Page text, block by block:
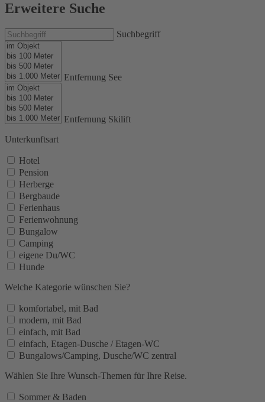
Erweitere Suche
Suchbegriff
Entfernung See
Entfernung Skilift
Unterkunftsart
Hotel
Pension
Herberge
Bergbaude
Ferienhaus
Ferienwohnung
Bungalow
Camping
eigene Du/WC
Hunde
Welche Kategorie wünschen Sie?
komfortabel, mit Bad
modern, mit Bad
einfach, mit Bad
einfach, Etagen-Dusche / Etagen-WC
Bungalows/Camping, Dusche/WC zentral
Wählen Sie Ihre Wunsch-Themen für Ihre Reise.
Sommer & Baden